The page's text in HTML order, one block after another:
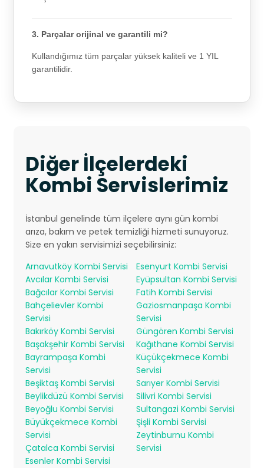
3. Parçalar orijinal ve garantili mi?
Kullandığımız tüm parçalar yüksek kaliteli ve 1 YIL
garantilidir.
Diğer İlçelerdeki
Kombi Servislerimiz
İstanbul genelinde tüm ilçelere aynı gün kombi
arıza, bakım ve petek temizliği hizmeti sunuyoruz.
Size en yakın servisimizi seçebilirsiniz:
Arnavutköy Kombi Servisi
Avcılar Kombi Servisi
Bağcılar Kombi Servisi
Bahçelievler Kombi
Servisi
Bakırköy Kombi Servisi
Başakşehir Kombi Servisi
Bayrampaşa Kombi
Servisi
Beşiktaş Kombi Servisi
Beylikdüzü Kombi Servisi
Beyoğlu Kombi Servisi
Büyükçekmece Kombi
Servisi
Çatalca Kombi Servisi
Esenler Kombi Servisi
Esenyurt Kombi Servisi
Eyüpsultan Kombi Servisi
Fatih Kombi Servisi
Gaziosmanpaşa Kombi
Servisi
Güngören Kombi Servisi
Kağıthane Kombi Servisi
Küçükçekmece Kombi
Servisi
Sarıyer Kombi Servisi
Silivri Kombi Servisi
Sultangazi Kombi Servisi
Şişli Kombi Servisi
Zeytinburnu Kombi
Servisi